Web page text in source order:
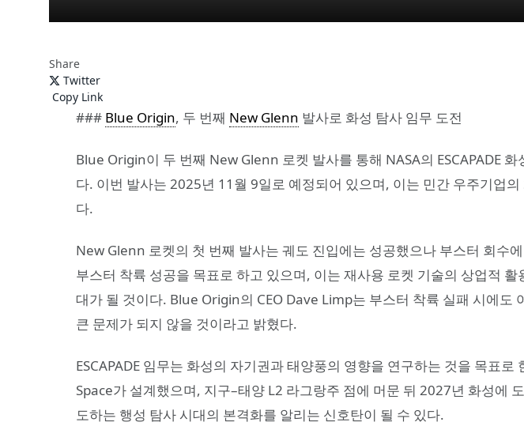
Share
Twitter
Copy Link
### Blue Origin, 두 번째 New Glenn 발사로 화성 탐사 임무 도전
Blue Origin이 두 번째 New Glenn 로켓 발사를 통해 NASA의 ESCAPADE
다. 이번 발사는 2025년 11월 9일로 예정되어 있으며, 이는 민간 우주기업
다.
New Glenn 로켓의 첫 번째 발사는 궤도 진입에는 성공했으나 부스터 회수
부스터 착륙 성공을 목표로 하고 있으며, 이는 재사용 로켓 기술의 상업적
대가 될 것이다. Blue Origin의 CEO Dave Limp는 부스터 착륙 실패 시에도
큰 문제가 되지 않을 것이라고 밝혔다.
ESCAPADE 임무는 화성의 자기권과 태양풍의 영향을 연구하는 것을 목표
Space가 설계했으며, 지구–태양 L2 라그랑주 점에 머문 뒤 2027년 화성에
도하는 행성 탐사 시대의 본격화를 알리는 신호탄이 될 수 있다.